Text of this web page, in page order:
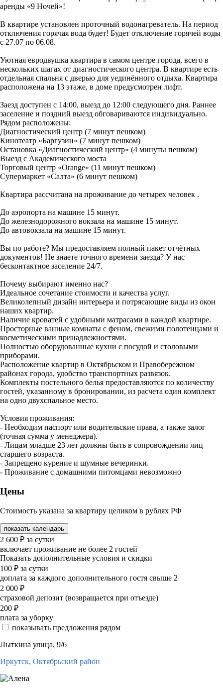
аренды «9 Ночей»!
В квартире установлен проточный водонагреватель. На период
отключения горячая вода будет! Будет отключение горячей воды
с 27.07 по 06.08.
Уютная евродвушка квартира в самом центре города, всего в
нескольких шагах от диагностического центра. В квартире есть
отдельная спальня с дверью для уединённого отдыха. Квартира
расположена на 13 этаже, в доме предусмотрен лифт.
Заезд доступен с 14:00, выезд до 12:00 следующего дня. Раннее
заселение и поздний выезд обговариваются индивидуально.
Рядом расположены:
Диагностический центр (7 минут пешком)
Кинотеатр «Баргузин» (7 минут пешком)
Остановка «Диагностический центр» (4 минуты пешком)
Выезд с Академического моста
Торговый центр «Orange» (11 минут пешком)
Супермаркет «Салта» (6 минут пешком)
Квартира рассчитана на проживание до четырех человек .
До аэропорта на машине 15 минут.
До железнодорожного вокзала на машине 15 минут.
До автовокзала на машине 15 минут.
Вы по работе? Мы предоставляем полный пакет отчётных
документов! Не знаете точного времени заезда? У нас
бесконтактное заселение 24/7.
Почему выбирают именно нас?
Идеальное сочетание стоимости и качества услуг.
Великолепный дизайн интерьера и потрясающие виды из окон
наших квартир.
Наличие кроватей с удобными матрасами в каждой квартире.
Просторные ванные комнаты с феном, свежими полотенцами и
косметическими принадлежностями.
Полностью оборудованные кухни с посудой и столовыми
приборами.
Расположение квартир в Октябрьском и Правобережном
районах города, удобство транспортных развязок.
Комплекты постельного белья предоставляются по количеству
гостей, указанному в бронировании, из расчета один комплект
на одно двухспальное место.
Условия проживания:
- Необходим паспорт или водительские права, а также залог
(точная сумма у менеджера).
- Лицам младше 23 лет должны быть в сопровождении лиц
старшего возраста.
- Запрещено курение и шумные вечеринки.
- Проживание с домашними питомцами невозможно
Цены
Стоимость указана за квартиру целиком в рублях РФ
показать календарь
2 600 ₽ за сутки
включает проживание не более 2 гостей
Показать дополнительные условия и скидки
100 ₽ за сутки
доплата за каждого дополнительного гостя свыше 2
2 000 ₽
страховой депозит (возвращается при отъезде)
200 ₽
плата за уборку
показывать предложения рядом
Лыткина улица, 9/6
Иркутск, Октябрьский район